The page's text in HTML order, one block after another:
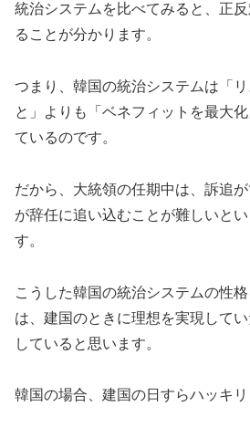
統治システムを比べてみると、正
ることが分かります。
つまり、韓国の統治システムは「
と」よりも「ベネフィットを最大
ているのです。
だから、大統領の任期中は、訴追
が辞任に追い込むことが難しいと
す。
こうした韓国の統治システムの性
は、建国のときに理想を実現して
していると思います。
韓国の場合、建国の日すらハッキリ